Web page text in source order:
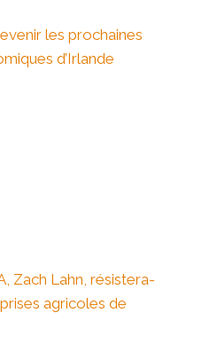
les prochaines
d’Irlande
Zach Lahn, résistera-
agricoles de